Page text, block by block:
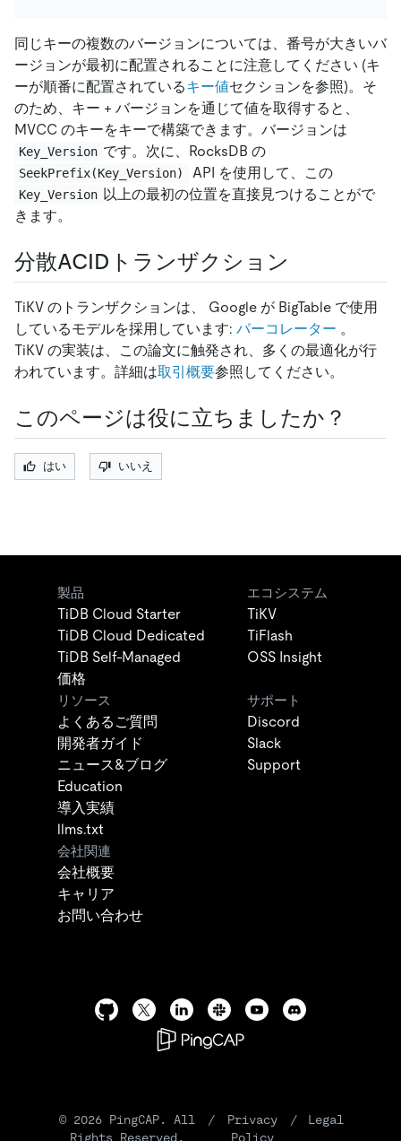
同じキーの複数のバージョンについては、番号が大きいバ
ージョンが最初に配置されることに注意してください (キ
ーが順番に配置されているキー値セクションを参照)。そ
のため、キー + バージョンを通じて値を取得すると、
MVCC のキーをキーで構築できます。バージョンは
Key_Version です。次に、RocksDB の
SeekPrefix(Key_Version) API を使用して、この
Key_Version 以上の最初の位置を直接見つけることがで
きます。
分散ACIDトランザクション
TiKV のトランザクションは、 Google が BigTable で使用
しているモデルを採用しています: パーコレーター 。
TiKV の実装は、この論文に触発され、多くの最適化が行
われています。詳細は取引概要参照してください。
このページは役に立ちましたか？
はい いいえ
製品
TiDB Cloud Starter
TiDB Cloud Dedicated
TiDB Self-Managed
価格
エコシステム
TiKV
TiFlash
OSS Insight
リソース
よくあるご質問
開発者ガイド
ニュース&ブログ
Education
導入実績
llms.txt
サポート
Discord
Slack
Support
会社関連
会社概要
キャリア
お問い合わせ
© 2026PingCAP. All
Rights Reserved.
/
Privacy
Policy
/ Legal